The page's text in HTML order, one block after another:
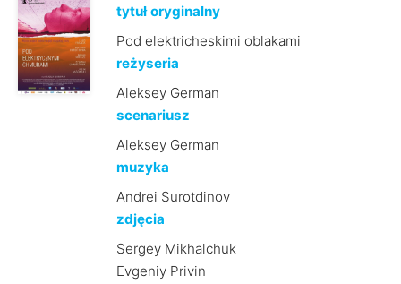
tytuł oryginalny
Pod elektricheskimi oblakami
reżyseria
Aleksey German
scenariusz
Aleksey German
muzyka
Andrei Surotdinov
zdjęcia
Sergey Mikhalchuk
Evgeniy Privin